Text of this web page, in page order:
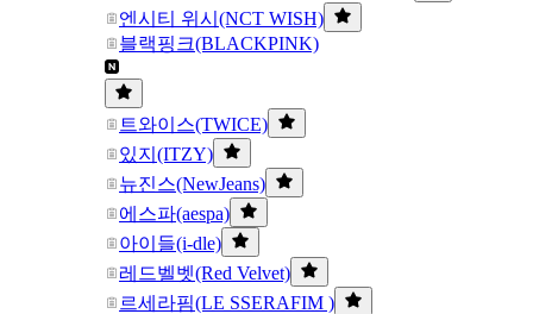
엔시티 위시(NCT WISH)
블랙핑크(BLACKPINK)
트와이스(TWICE)
있지(ITZY)
뉴진스(NewJeans)
에스파(aespa)
아이들(i-dle)
레드벨벳(Red Velvet)
르세라핌(LE SSERAFIM )